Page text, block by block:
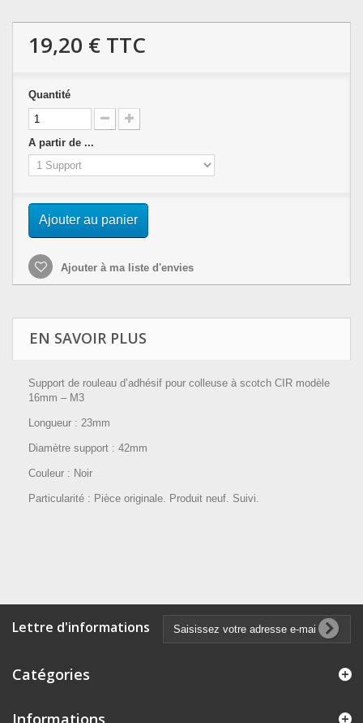
19,20 € TTC
Quantité
A partir de ...
Ajouter au panier
Ajouter à ma liste d'envies
EN SAVOIR PLUS
Support de rouleau d’adhésif pour colleuse à scotch CIR modèle
16mm – M3
Longueur : 23mm
Diamètre support : 42mm
Couleur : Noir
Particularité : Pièce originale. Produit neuf. Suivi.
Lettre d'informations
Catégories
Informations